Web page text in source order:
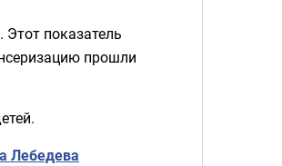
Этот показатель
прошли
Лебедева